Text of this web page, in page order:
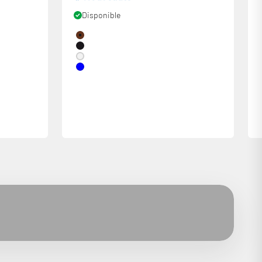
Disponible
Couleur
Noyer
Noir
Blanc
Bleu